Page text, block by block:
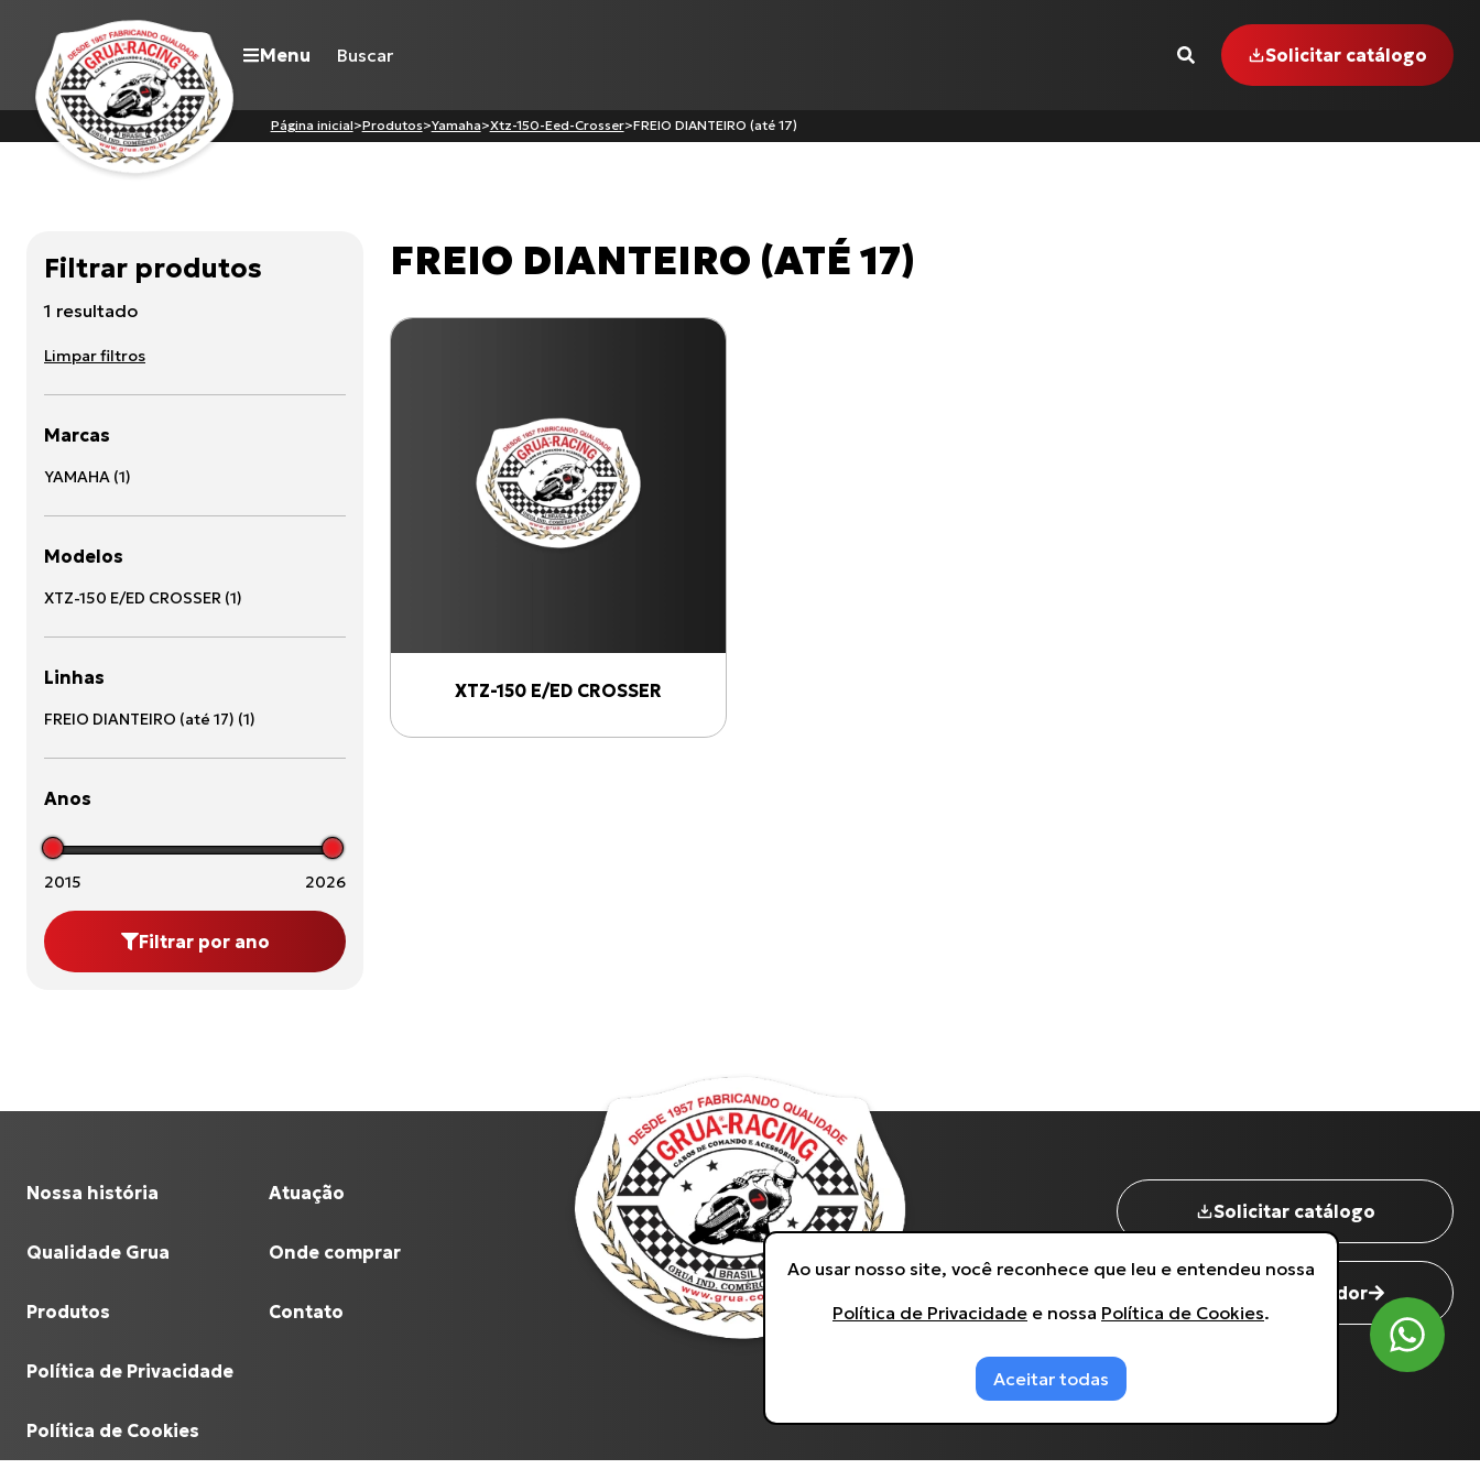
Menu
Nossa história
Qualidade Grua
Seja revendedor
Cabo de Embreagem para S-1000 R (17 até 18)
Solicitar catálogo
Página inicial>Produtos>Yamaha>Xtz-150-Eed-Crosser>FREIO DIANTEIRO (até 17)
Filtrar produtos
1 resultado
Limpar filtros
Marcas
YAMAHA (1)
Modelos
XTZ-150 E/ED CROSSER (1)
Linhas
FREIO DIANTEIRO (até 17) (1)
Anos
2015 2026
Filtrar por ano
FREIO DIANTEIRO (ATÉ 17)
XTZ-150 E/ED CROSSER
Nossa história
Qualidade Grua
Produtos
Política de Privacidade
Política de Cookies
Atuação
Onde comprar
Contato
Solicitar catálogo
Seja um revendedor
Digite seu Email *
Estou de acordo com aPolítica de Privacidade.
Ao usar nosso site, você reconhece que leu e entendeu nossa
Política de Privacidade e nossa Política de Cookies.
Aceitar todas